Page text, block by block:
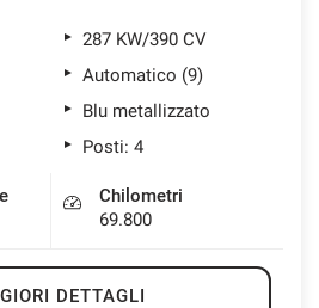
287 KW/390 CV
Automatico (9)
Blu metallizzato
Posti: 4
Chilometri
69.800
DETTAGLI